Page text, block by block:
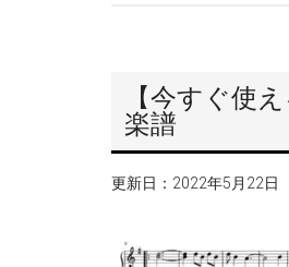
【今すぐ使
楽譜
更新日： 2022年5月22日